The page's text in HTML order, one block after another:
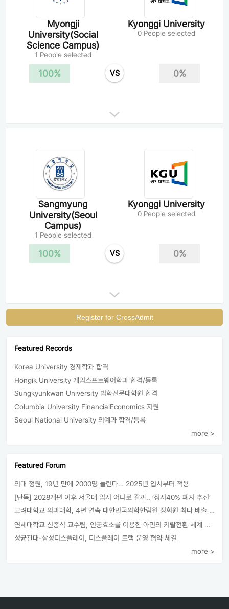
Myongji
University(Social
Science Campus)
1 People selected
Kyonggi University
0 People selected
100% VS 0%
Sangmyung
University(Seoul
Campus)
1 People selected
Kyonggi University
0 People selected
100% VS 0%
Register for CrossAdmit
Featured Records
Korea University 경제학과 합격
Hongik University 게임스프트웨어학과 합격/등록
Sungkyunkwan University 법학전문대학원 합격
Columbia University FinancialEconomics 지원
Seoul National University 의예과 합격/등록
more >
Featured Forum
의대 정원, 19년 만에 2000명 늘린다… 2025년 입시부터 적용
[단독] 2028개편 이후 서울대 입시 어디로 갈까.. ‘정시40% 폐지 추진’
고려대학교 의과대학, 4년 연속 대한민국의학한림원 정회원 최다 배출 外
연세대학교 신종식 교수팀, 인공효소를 이용한 아민의 키랄전환 세계 최초로 성공
성균관대-삼성디스플레이, 디스플레이 트랙 운영 협약 체결
more >